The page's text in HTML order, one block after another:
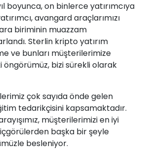
boyunca, on binlerce yatırımcıya
avangard araçlarımızı
biriminin muazzam
Sterlin kripto yatırım
ve bunları müşterilerimize
öngörümüz, bizi sürekli olarak
çok sayıda önde gelen
tedarikçisini kapsamaktadır.
müşterilerimizi en iyi
başka bir şeyle
besleniyor.